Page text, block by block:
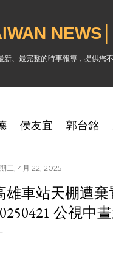
、最完整的時事報導，提供您不
侯友宜 郭台銘
二, 4月 22, 2025
雄車站天棚遭棄
公視中